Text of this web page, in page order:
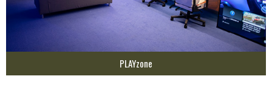
PLAYzone